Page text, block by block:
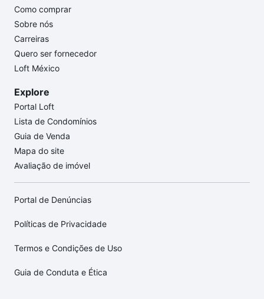
Como comprar
Sobre nós
Carreiras
Quero ser fornecedor
Loft México
Explore
Portal Loft
Lista de Condomínios
Guia de Venda
Mapa do site
Avaliação de imóvel
Portal de Denúncias
Políticas de Privacidade
Termos e Condições de Uso
Guia de Conduta e Ética